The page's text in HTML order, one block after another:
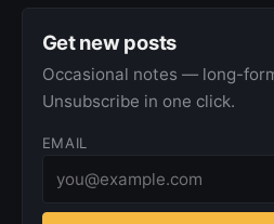
Get new posts
Occasional notes — long-
Unsubscribe in one click.
EMAIL